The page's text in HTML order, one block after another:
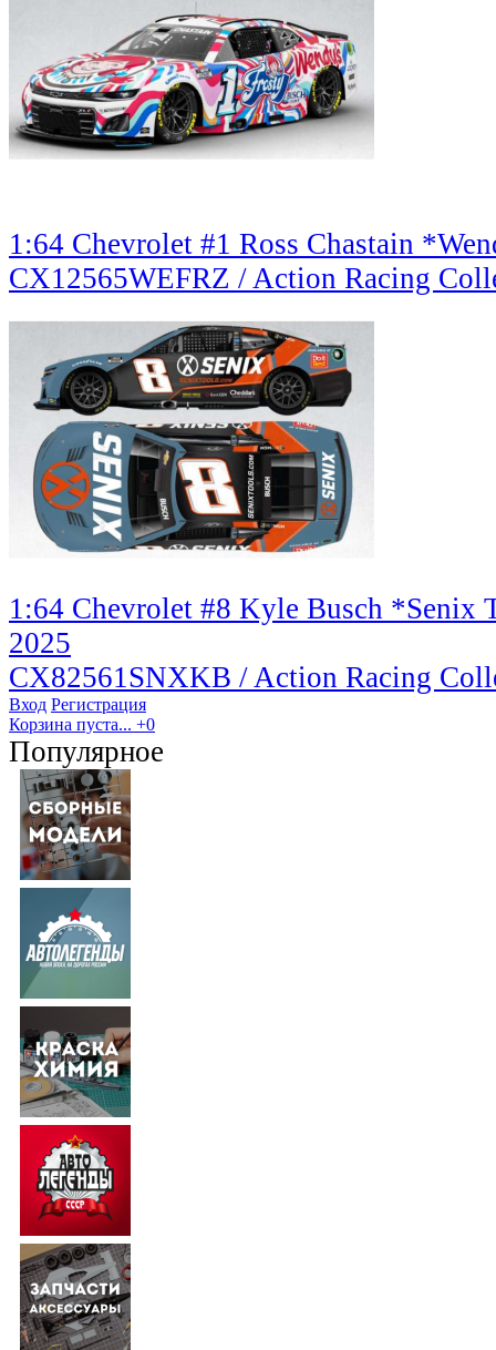
1:64 Chevrolet #1 Ross Chastain
CX12565WEFRZ / Action Racing
1:64 Chevrolet #8 Kyle Busch *Senix
2025
CX82561SNXKB / Action Racing
Вход Регистрация
Корзина пуста... +0
Популярное